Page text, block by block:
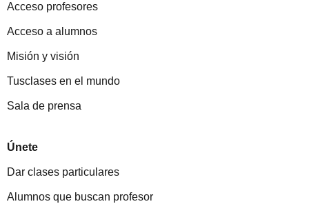
Acceso profesores
Acceso a alumnos
Misión y visión
Tusclases en el mundo
Sala de prensa
Únete
Dar clases particulares
Alumnos que buscan profesor